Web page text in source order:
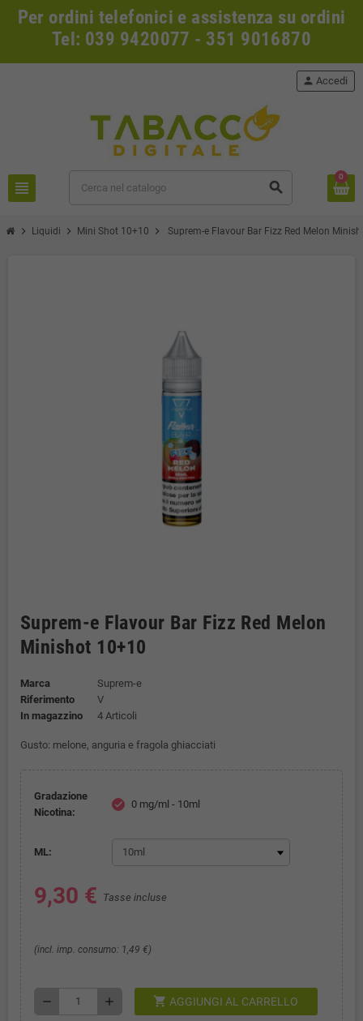
Per ordini telefonici e assistenza su ordini
Tel: 039 9420077 - 351 9016870
view_headline search
person Accedi
0
chevron_right Liquidi chevron_right Mini Shot 10+10 chevron_right Suprem-e Flavour Bar Fizz Red Melon
Suprem-e Flavour Bar Fizz Red Melon
Minishot 10+10
Marca
Suprem-e
Riferimento
V
In magazzino
4 Articoli
Gusto: melone, anguria e fragola ghiacciati
Gradazione
Nicotina:
check 0 mg/ml - 10ml
ML:
9,30 € Tasse incluse
(incl. imp. consumo: 1,49 €)
remove add shopping_cart AGGIUNGI AL CARRELLO